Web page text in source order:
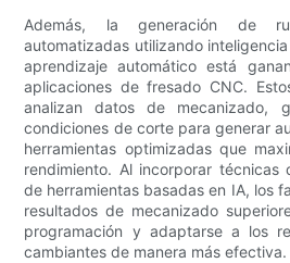
Además, la generación de
automatizadas utilizando
aprendizaje automático está
aplicaciones de fresado CNC.
analizan datos de mecanizado,
condiciones de corte para generar
herramientas optimizadas que
rendimiento. Al incorporar
de herramientas basadas en IA, los
resultados de mecanizado
programación y adaptarse a los
cambiantes de manera más efectiva.